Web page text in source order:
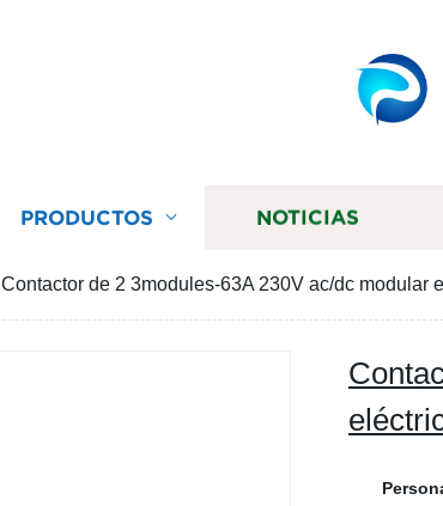
PRODUCTOS NOTICIAS
Contactor de 2 3modules-63A 230V ac/dc modular